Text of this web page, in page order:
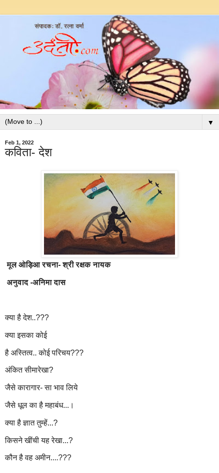
▼
Feb 1, 2022
कविता- देश
मूल ओड़िआ रचना- श्री रक्षक नायक
अनुवाद -अनिमा दास
क्या है देश..???
क्या इसका कोई
है अस्तित्व.. कोई परिचय???
अंकित सीमारेखा?
जैसे कारागार- सा भाव लिये
जैसे धूल का है महाबंध...।
क्या है ज्ञात तुम्हें...?
किसने खींची यह रेखा...?
कौन है वह अमीन....???